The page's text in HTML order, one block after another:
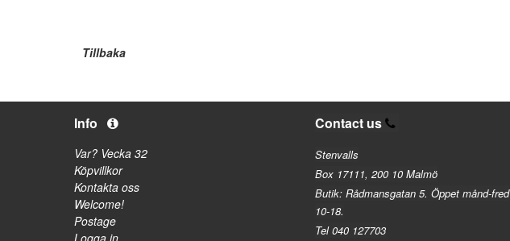
Tillbaka
Info
Var? Vecka 32
Köpvillkor
Kontakta oss
Welcome!
Postage
Logga in
Contact us
Stenvalls
Box 17111, 200 10 Malmö
Butik: Rådmansgatan 5. Öppet månd-fred
10-18.
Tel 040 127703